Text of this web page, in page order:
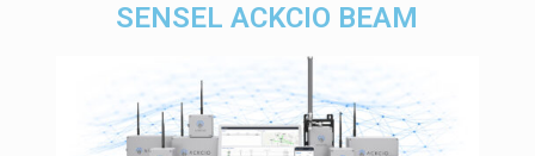
SENSEL ACKCIO BEAM